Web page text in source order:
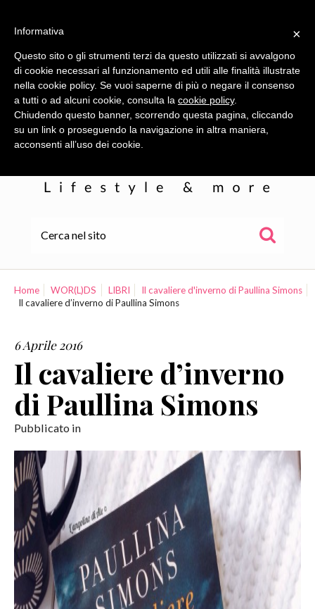
WOR(L)DS
COLLABORAZIONI
CONTATTI
Home WOR(L)DS LIBRI
Il cavaliere d'inverno di Paullina Simons
Il cavaliere d’inverno di Paullina Simons
6 Aprile 2016
Il cavaliere d’inverno
di Paullina Simons
Pubblicato in
×
Informativa
Questo sito o gli strumenti terzi da questo utilizzati si avvalgono
di cookie necessari al funzionamento ed utili alle finalità illustrate
nella cookie policy. Se vuoi saperne di più o negare il consenso
a tutti o ad alcuni cookie, consulta la cookie policy.
Chiudendo questo banner, scorrendo questa pagina, cliccando
su un link o proseguendo la navigazione in altra maniera,
acconsenti all’uso dei cookie.